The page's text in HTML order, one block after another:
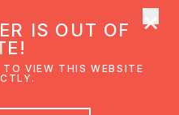
IS OUT OF
TO VIEW THIS WEBSITE
×